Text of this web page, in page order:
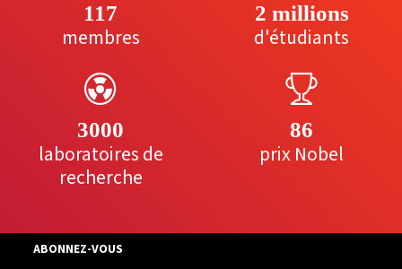
117
membres
2 millions
d'étudiants
3000
laboratoires de
recherche
86
prix Nobel
ABONNEZ-VOUS